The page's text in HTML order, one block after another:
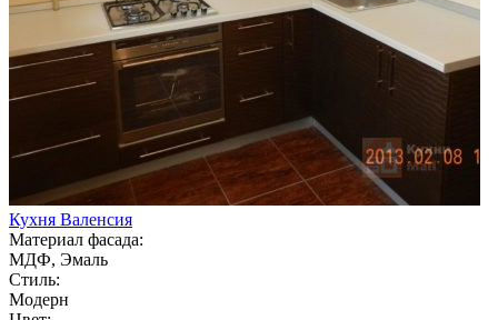
Кухня Валенсия
Материал фасада:
МДФ, Эмаль
Стиль:
Модерн